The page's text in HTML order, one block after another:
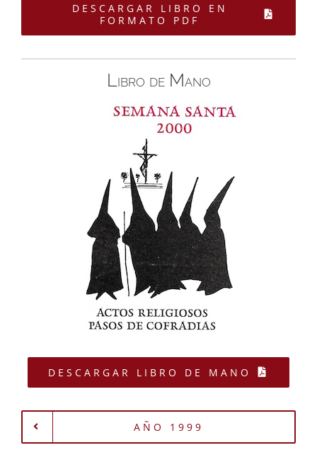
DESCARGAR LIBRO EN
FORMATO PDF
Libro de Mano
DESCARGAR LIBRO DE MANO
AÑO 1999